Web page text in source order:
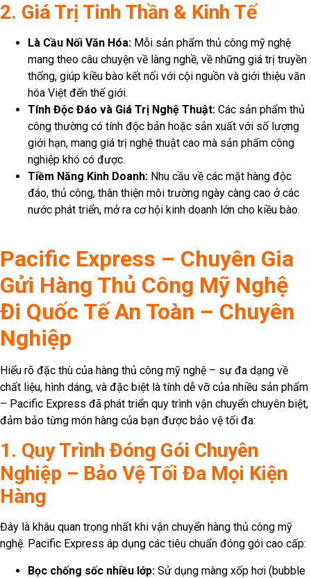
2. Giá Trị Tinh Thần & Kinh Tế
Là Cầu Nối Văn Hóa: Mỗi sản phẩm thủ công mỹ nghệ
mang theo câu chuyện về làng nghề, về những giá trị truyền
thống, giúp kiều bào kết nối với cội nguồn và giới thiệu văn
hóa Việt đến thế giới.
Tính Độc Đáo và Giá Trị Nghệ Thuật: Các sản phẩm thủ
công thường có tính độc bản hoặc sản xuất với số lượng
giới hạn, mang giá trị nghệ thuật cao mà sản phẩm công
nghiệp khó có được.
Tiềm Năng Kinh Doanh: Nhu cầu về các mặt hàng độc
đáo, thủ công, thân thiện môi trường ngày càng cao ở các
nước phát triển, mở ra cơ hội kinh doanh lớn cho kiều bào.
Pacific Express – Chuyên Gia
Gửi Hàng Thủ Công Mỹ Nghệ
Đi Quốc Tế An Toàn – Chuyên
Nghiệp
Hiểu rõ đặc thù của hàng thủ công mỹ nghệ – sự đa dạng về
chất liệu, hình dáng, và đặc biệt là tính dễ vỡ của nhiều sản phẩm
– Pacific Express đã phát triển quy trình vận chuyển chuyên biệt,
đảm bảo từng món hàng của bạn được bảo vệ tối đa:
1. Quy Trình Đóng Gói Chuyên
Nghiệp – Bảo Vệ Tối Đa Mọi Kiện
Hàng
Đây là khâu quan trọng nhất khi vận chuyển hàng thủ công mỹ
nghệ. Pacific Express áp dụng các tiêu chuẩn đóng gói cao cấp:
Bọc chống sốc nhiều lớp: Sử dụng màng xốp hơi (bubble